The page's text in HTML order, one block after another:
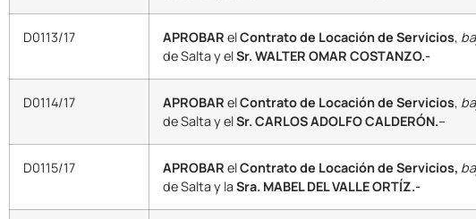
D0113/17 APROBAR elContrato de Locación de Servicios,
de Salta y elSr. WALTER OMAR COSTANZO.-
D0114/17 APROBAR elContrato de Locación de Servicios,
de Salta y elSr. CARLOS ADOLFO CALDERÓN.–
D0115/17 APROBAR elContrato de Locación de Servicios,
de Salta y laSra. MABEL DEL VALLE ORTÍZ.-